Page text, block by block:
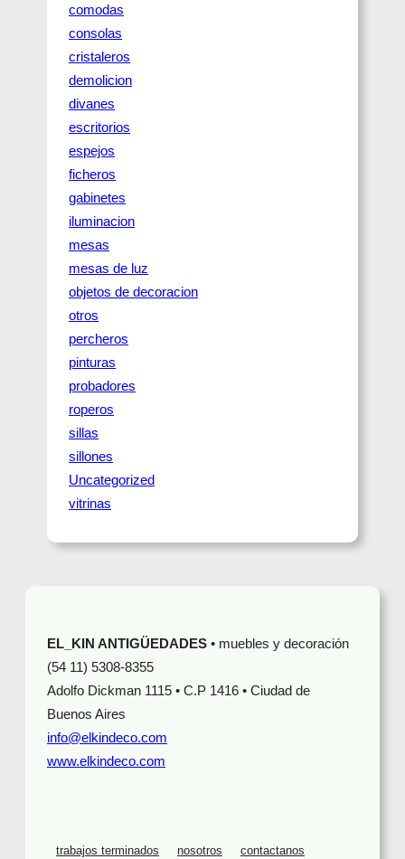
comodas
consolas
cristaleros
demolicion
divanes
escritorios
espejos
ficheros
gabinetes
iluminacion
mesas
mesas de luz
objetos de decoracion
otros
percheros
pinturas
probadores
roperos
sillas
sillones
Uncategorized
vitrinas
EL_KIN ANTIGÜEDADES • muebles y decoración
(54 11) 5308-8355
Adolfo Dickman 1115 • C.P 1416 • Ciudad de
Buenos Aires
info@elkindeco.com
www.elkindeco.com
trabajos terminados nosotros
contactanos